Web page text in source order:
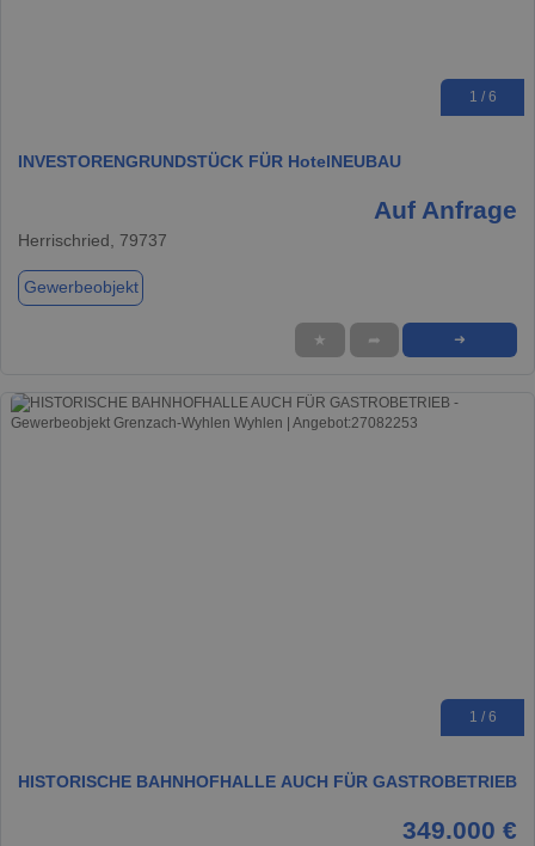
1 / 6
INVESTORENGRUNDSTÜCK FÜR HotelNEUBAU
Auf Anfrage
Herrischried, 79737
Gewerbeobjekt
★ ➦ ➜
1 / 6
HISTORISCHE BAHNHOFHALLE AUCH FÜR GASTROBETRIEB
349.000 €